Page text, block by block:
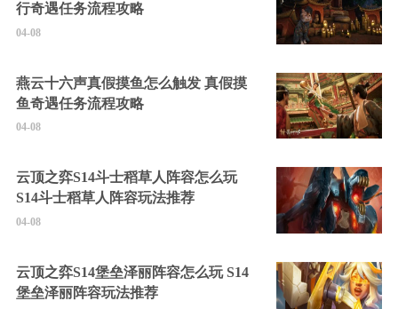
行奇遇任务流程攻略
04-08
燕云十六声真假摸鱼怎么触发 真假摸
鱼奇遇任务流程攻略
04-08
云顶之弈S14斗士稻草人阵容怎么玩
S14斗士稻草人阵容玩法推荐
04-08
云顶之弈S14堡垒泽丽阵容怎么玩 S14
堡垒泽丽阵容玩法推荐